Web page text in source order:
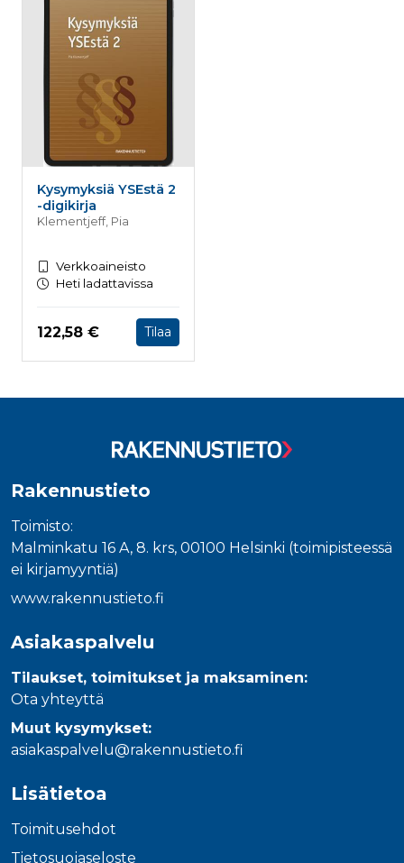
Kysymyksiä YSEstä 2
-digikirja
Klementjeff, Pia
Verkkoaineisto
Heti ladattavissa
Hinta nyt
122,58 € Tilaa
Rakennustieto
Toimisto:
Malminkatu 16 A, 8. krs, 00100 Helsinki (toimipisteessä
ei kirjamyyntiä)
www.rakennustieto.fi
Asiakaspalvelu
Tilaukset, toimitukset ja maksaminen:
Ota yhteyttä
Muut kysymykset:
asiakaspalvelu@rakennustieto.fi
Lisätietoa
Toimitusehdot
Tietosuojaseloste